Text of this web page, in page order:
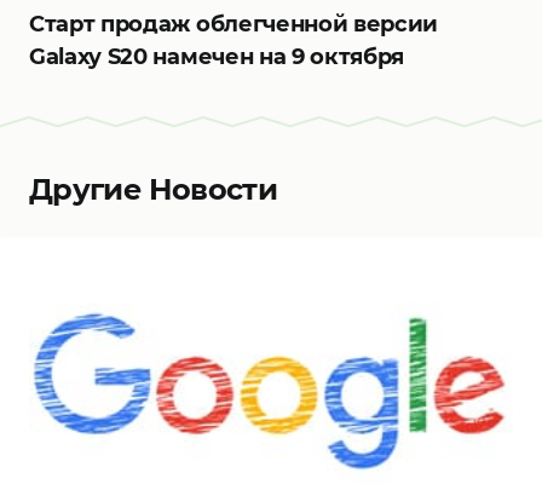
Старт продаж облегченной версии
Galaxy S20 намечен на 9 октября
Другие Новости